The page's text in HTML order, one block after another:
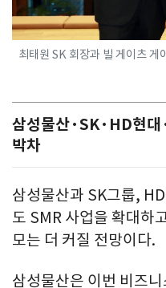
최태원 SK 회장과 빌 게이츠
삼성물산·SK·HD현대
박차
삼성물산과 SK그룹,
도 SMR 사업을 확대하
모는 더 커질 전망이다.
삼성물산은 이번 비즈